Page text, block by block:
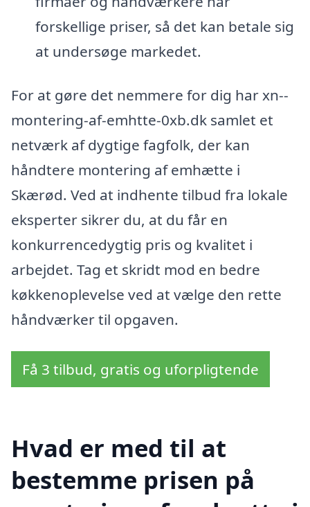
forskellige priser, så det kan betale sig
at undersøge markedet.
For at gøre det nemmere for dig har xn--
montering-af-emhtte-0xb.dk samlet et
netværk af dygtige fagfolk, der kan
håndtere montering af emhætte i
Skærød. Ved at indhente tilbud fra lokale
eksperter sikrer du, at du får en
konkurrencedygtig pris og kvalitet i
arbejdet. Tag et skridt mod en bedre
køkkenoplevelse ved at vælge den rette
håndværker til opgaven.
Få 3 tilbud, gratis og uforpligtende
Hvad er med til at
bestemme prisen på